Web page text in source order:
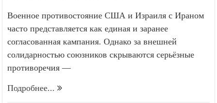
Военное противостояние США и Израиля с Ираном
часто представляется как единая и заранее
согласованная кампания. Однако за внешней
солидарностью союзников скрываются серьёзные
противоречия —
Подробнее...